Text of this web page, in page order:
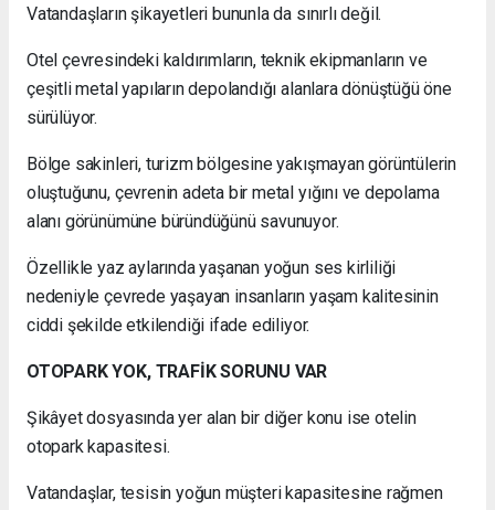
Vatandaşların şikayetleri bununla da sınırlı değil.
Otel çevresindeki kaldırımların, teknik ekipmanların ve
çeşitli metal yapıların depolandığı alanlara dönüştüğü öne
sürülüyor.
Bölge sakinleri, turizm bölgesine yakışmayan görüntülerin
oluştuğunu, çevrenin adeta bir metal yığını ve depolama
alanı görünümüne büründüğünü savunuyor.
Özellikle yaz aylarında yaşanan yoğun ses kirliliği
nedeniyle çevrede yaşayan insanların yaşam kalitesinin
ciddi şekilde etkilendiği ifade ediliyor.
OTOPARK YOK, TRAFİK SORUNU VAR
Şikâyet dosyasında yer alan bir diğer konu ise otelin
otopark kapasitesi.
Vatandaşlar, tesisin yoğun müşteri kapasitesine rağmen